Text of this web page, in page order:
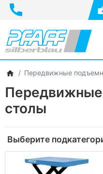
Передвижные
столы
Выберите